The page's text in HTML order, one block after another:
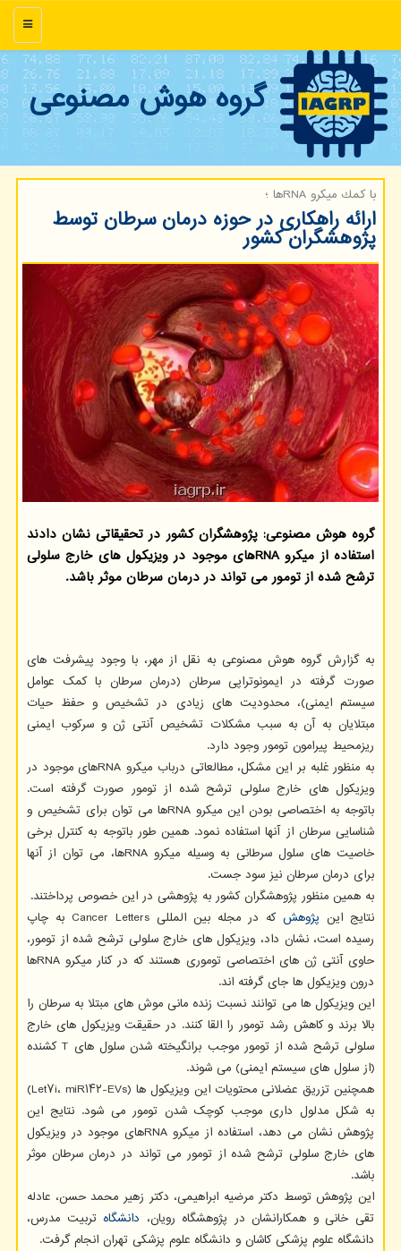
منو
گروه هوش مصنوعی
با كمك میكرو RNAها ؛
ارائه راهکاری در حوزه درمان سرطان توسط
پژوهشگران کشور
گروه هوش مصنوعی: پژوهشگران کشور در تحقیقاتی نشان دادند
استفاده از میکرو RNAهای موجود در ویزیکول های خارج سلولی
ترشح شده از تومور می تواند در درمان سرطان موثر باشد.
به گزارش گروه هوش مصنوعی به نقل از مهر، با وجود پیشرفت های
صورت گرفته در ایمونوتراپی سرطان (درمان سرطان با کمک عوامل
سیستم ایمنی)، محدودیت های زیادی در تشخیص و حفظ حیات
مبتلایان به آن به سبب مشکلات تشخیص آنتی ژن و سرکوب ایمنی
ریزمحیط پیرامون تومور وجود دارد.
به منظور غلبه بر این مشکل، مطالعاتی درباب میکرو RNAهای موجود در
ویزیکول های خارج سلولی ترشح شده از تومور صورت گرفته است.
باتوجه به اختصاصی بودن این میکرو RNAها می توان برای تشخیص و
شناسایی سرطان از آنها استفاده نمود. همین طور باتوجه به کنترل برخی
خاصیت های سلول سرطانی به وسیله میکرو RNAها، می توان از آنها
برای درمان سرطان نیز سود جست.
به همین منظور پژوهشگران کشور به پژوهشی در این خصوص پرداختند.
نتایج این پژوهش
که در مجله بین المللی Cancer Letters به چاپ
رسیده است، نشان داد، ویزیکول های خارج سلولی ترشح شده از تومور،
حاوی آنتی ژن های اختصاصی توموری هستند که در کنار میکرو RNAها
درون ویزیکول ها جای گرفته اند.
این ویزیکول ها می توانند نسبت زنده مانی موش های مبتلا به سرطان را
بالا برند و کاهش رشد تومور را القا کنند. در حقیقت ویزیکول های خارج
سلولی ترشح شده از تومور موجب برانگیخته شدن سلول های T کشنده
(از سلول های سیستم ایمنی) می شوند.
همچنین تزریق عضلانی محتویات این ویزیکول ها (Let۷i، miR۱۴۲-EVs)
به شکل مدلول داری موجب کوچک شدن تومور می شود. نتایج این
پژوهش نشان می دهد، استفاده از میکرو RNAهای موجود در ویزیکول
های خارج سلولی ترشح شده از تومور می تواند در درمان سرطان موثر
باشد.
این پژوهش توسط دکتر مرضیه ابراهیمی، دکتر زهیر محمد حسن، عادله
تقی خانی و همکارانشان در پژوهشگاه رویان، دانشگاه تربیت مدرس،
دانشگاه علوم پزشکی کاشان و دانشگاه علوم پزشکی تهران انجام گرفت.